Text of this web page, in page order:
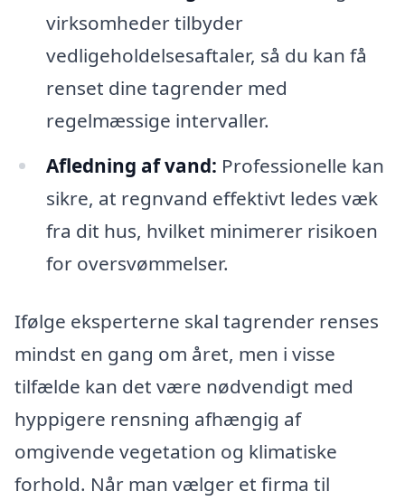
virksomheder tilbyder
vedligeholdelsesaftaler, så du kan få
renset dine tagrender med
regelmæssige intervaller.
Afledning af vand: Professionelle kan
sikre, at regnvand effektivt ledes væk
fra dit hus, hvilket minimerer risikoen
for oversvømmelser.
Ifølge eksperterne skal tagrender renses
mindst en gang om året, men i visse
tilfælde kan det være nødvendigt med
hyppigere rensning afhængig af
omgivende vegetation og klimatiske
forhold. Når man vælger et firma til